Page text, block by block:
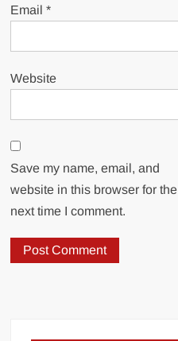
Email*
Website
Save my name, email, and
website in this browser for the
next time I comment.